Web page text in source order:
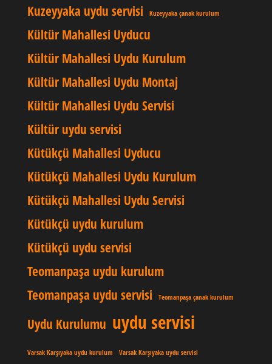
Kuzeyyaka uydu servisi Kuzeyyaka çanak kurulum
Kültür Mahallesi Uyducu
Kültür Mahallesi Uydu Kurulum
Kültür Mahallesi Uydu Montaj
Kültür Mahallesi Uydu Servisi
Kültür uydu servisi
Kütükçü Mahallesi Uyducu
Kütükçü Mahallesi Uydu Kurulum
Kütükçü Mahallesi Uydu Servisi
Kütükçü uydu kurulum
Kütükçü uydu servisi
Teomanpaşa uydu kurulum
Teomanpaşa uydu servisi
Teomanpaşa çanak kurulum
Uydu Kurulumu uydu servisi
Varsak Karşıyaka uydu kurulum Varsak Karşıyaka uydu servisi